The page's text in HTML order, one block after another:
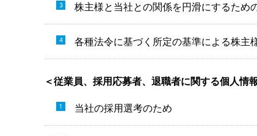
株主様と当社との関係を円滑にするため
各種法令に基づく所定の基準による株主
＜従業員、採用応募者、退職者に関する個人情
当社の採用選考のため